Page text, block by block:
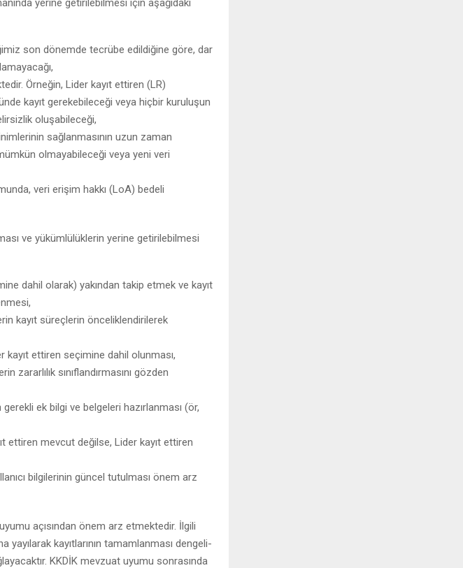
son dönemde tecrübe edildiğine göre, dar
Örneğin, Lider kayıt ettiren (LR)
kayıt gerekebileceği veya hiçbir kuruluşun
oluşabileceği,
sağlanmasının uzun zaman
olmayabileceği veya yeni veri
veri erişim hakkı (LoA) bedeli
ve yükümlülüklerin yerine getirilebilmesi
dahil olarak) yakından takip etmek ve kayıt
kayıt süreçlerin önceliklendirilerek
kayıt ettiren seçimine dahil olunması,
zararlılık sınıflandırmasını gözden
ek bilgi ve belgeleri hazırlanması (ör,
ettiren mevcut değilse, Lider kayıt ettiren
bilgilerinin güncel tutulması önem arz
açısından önem arz etmektedir. İlgili
kayıtlarının tamamlanması dengeli-
KKDİK mevzuat uyumu sonrasında